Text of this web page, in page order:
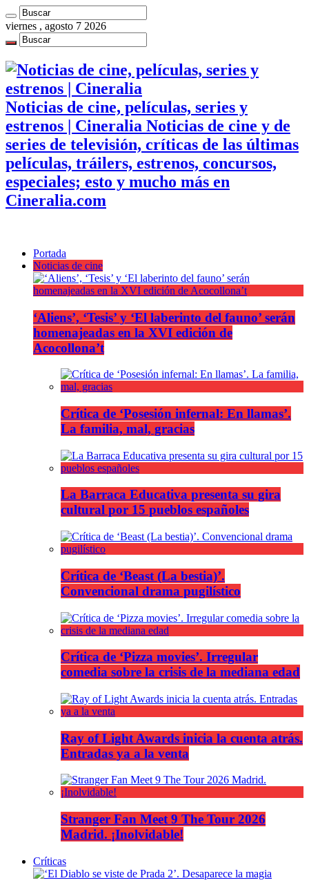
viernes , agosto 7 2026
Noticias de cine, películas, series y
estrenos | Cineralia Noticias de cine y de
series de televisión, críticas de las últimas
películas, tráilers, estrenos, concursos,
especiales; esto y mucho más en
Cineralia.com
Portada
Noticias de cine
‘Aliens’, ‘Tesis’ y ‘El laberinto del fauno’ serán
homenajeadas en la XVI edición de
Acocollona’t
Crítica de ‘Posesión infernal: En llamas’.
La familia, mal, gracias
La Barraca Educativa presenta su gira
cultural por 15 pueblos españoles
Crítica de ‘Beast (La bestia)’.
Convencional drama pugilístico
Crítica de ‘Pizza movies’. Irregular
comedia sobre la crisis de la mediana edad
Ray of Light Awards inicia la cuenta atrás.
Entradas ya a la venta
Stranger Fan Meet 9 The Tour 2026
Madrid. ¡Inolvidable!
Críticas